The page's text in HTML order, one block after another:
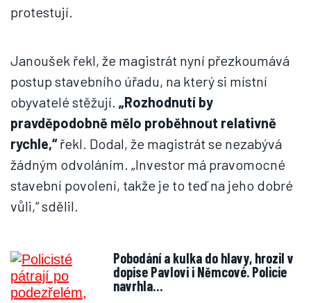
protestují.
Janoušek řekl, že magistrát nyní přezkoumává
postup stavebního úřadu, na který si místní
obyvatelé stěžují. „Rozhodnutí by
pravděpodobně mělo proběhnout relativně
rychle,“řekl. Dodal, že magistrát se nezabývá
žádným odvoláním. „Investor má pravomocné
stavební povolení, takže je to teď na jeho dobré
vůli,“ sdělil.
Pobodání a kulka do hlavy, hrozil v
dopise Pavlovi i Němcové. Policie
navrhla…